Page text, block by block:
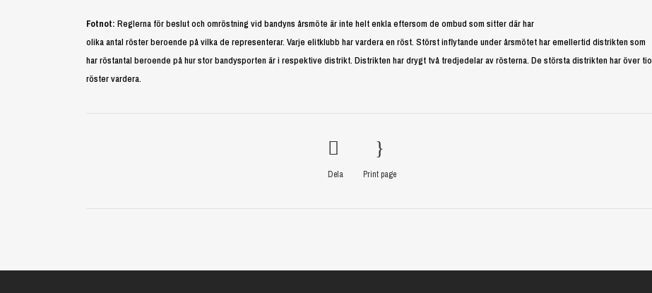
Fotnot: Reglerna för beslut och omröstning vid bandyns årsmöte är inte helt enkla eftersom de ombud som sitter där har
olika antal röster beroende på vilka de representerar. Varje elitklubb har vardera en röst. Störst inflytande under årsmötet har emellertid distrikten som
har röstantal beroende på hur stor bandysporten är i respektive distrikt. Distrikten har drygt två tredjedelar av rösterna. De största distrikten har över tio
röster vardera.
Dela Print page